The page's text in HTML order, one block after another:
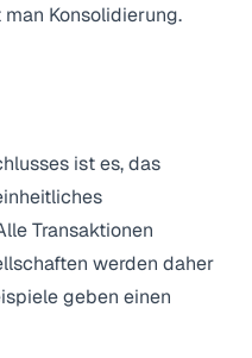
Konsolidierung.
ist es, das
Transaktionen
werden daher
geben einen